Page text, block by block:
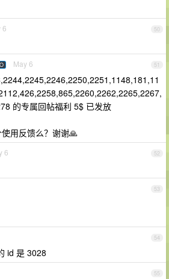
50
6
51
May 6
的专属回帖福利 5$ 已发放
用反馈么？谢谢🙏
52
6
53
54
id 是 3028
55